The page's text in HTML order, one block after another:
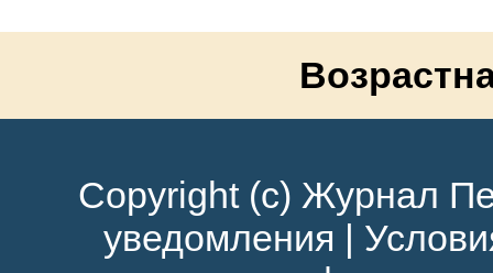
Copyright (c) Журнал
уведомления |